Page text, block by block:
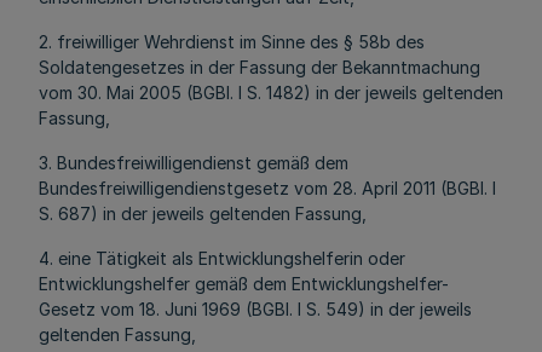
2. freiwilliger Wehrdienst im Sinne des § 58b des
Soldatengesetzes in der Fassung der Bekanntmachung
vom 30. Mai 2005 (BGBl. I S. 1482) in der jeweils geltenden
Fassung,
3. Bundesfreiwilligendienst gemäß dem
Bundesfreiwilligendienstgesetz vom 28. April 2011 (BGBl. I
S. 687) in der jeweils geltenden Fassung,
4. eine Tätigkeit als Entwicklungshelferin oder
Entwicklungshelfer gemäß dem Entwicklungshelfer-
Gesetz vom 18. Juni 1969 (BGBl. I S. 549) in der jeweils
geltenden Fassung,